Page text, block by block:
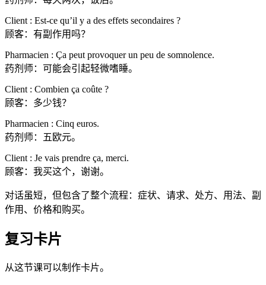
Client : Est-ce qu’il y a des effets secondaires ?
顾客：有副作用吗？
Pharmacien : Ça peut provoquer un peu de somnolence.
药剂师：可能会引起轻微嗜睡。
Client : Combien ça coûte ?
顾客：多少钱？
Pharmacien : Cinq euros.
药剂师：五欧元。
Client : Je vais prendre ça, merci.
顾客：我买这个，谢谢。
对话虽短，但包含了整个流程：症状、请求、处方、用法、副
作用、价格和购买。
复习卡片
从这节课可以制作卡片。